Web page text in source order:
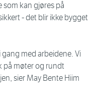
som kan gjøres på
- det blir ikke bygget
med arbeidene. Vi
på møter og rundt
sier May Bente Hiim